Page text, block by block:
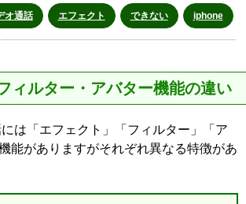
オ通話
エフェクト できない iphone
ィルター・アバター機能の違い
は「エフェクト」「フィルター」「ア
能がありますがそれぞれ異なる特徴があ